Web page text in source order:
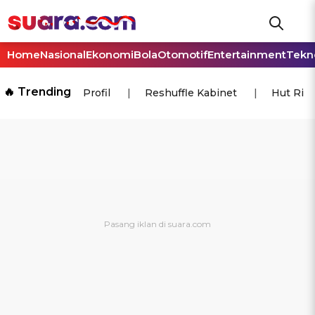
HomeNasionalEkonomiBolaOtomotifEntertainment
🔥 Trending Profil Reshuffle Kabinet Hut Ri